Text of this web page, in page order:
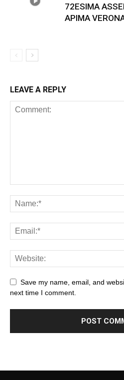
72ESIMA
APIMA
LEAVE A REPLY
Save my name, email, and
next time I comment.